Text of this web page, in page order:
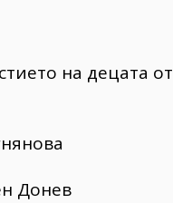
на децата от
Донев